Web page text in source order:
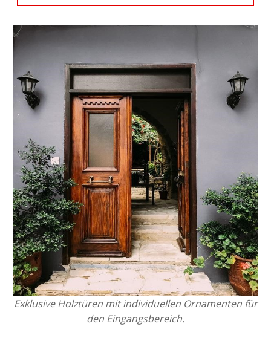
Exklusive Holztüren mit individuellen Ornamenten für
den Eingangsbereich.